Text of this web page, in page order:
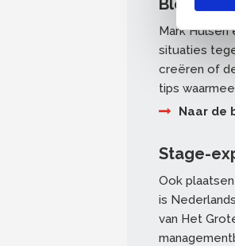
Blogs
Mark Hulsen
situaties
creëren of
tips
Naar de
Stage-
Ook
is
van Het